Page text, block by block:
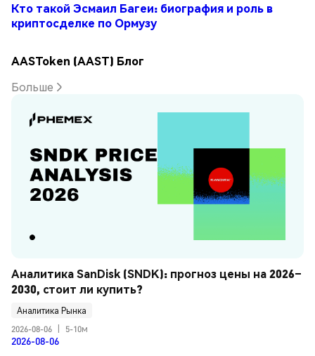
Кто такой Эсмаил Багеи: биография и роль в
криптосделке по Ормузу
AASToken (AAST) Блог
Больше
Аналитика SanDisk (SNDK): прогноз цены на 2026–
2030, стоит ли купить?
Аналитика Рынка
2026-08-06
5-10м
2026-08-06